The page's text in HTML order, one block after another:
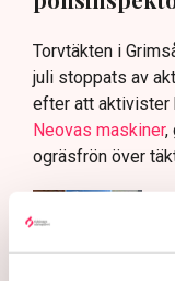
Torvtäkten i
juli stoppats av
efter att aktivister
Neovas maskiner,
ogräsfrön över